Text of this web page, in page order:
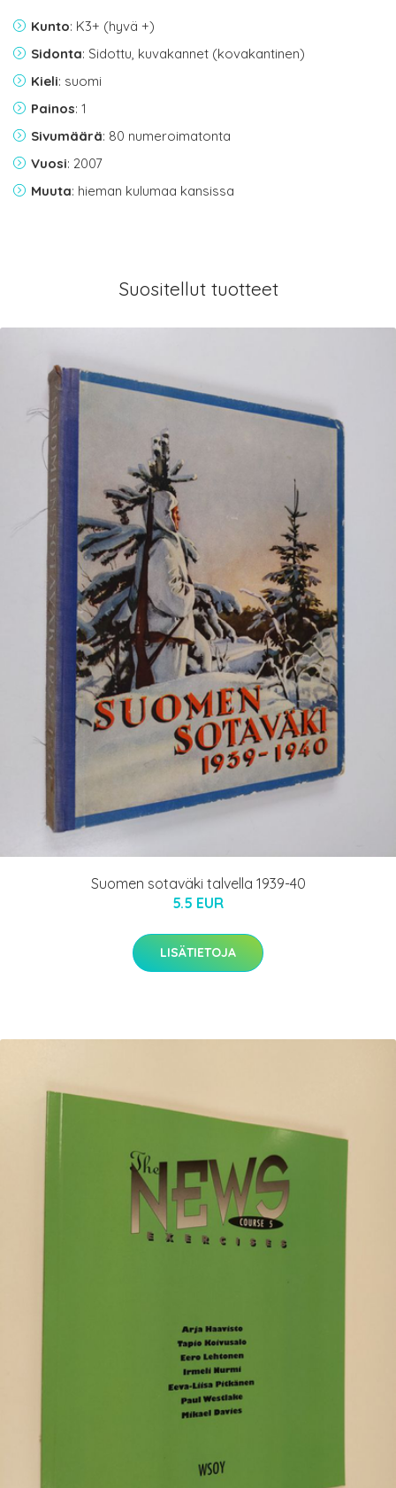
Kunto: K3+ (hyvä +)
Sidonta: Sidottu, kuvakannet (kovakantinen)
Kieli: suomi
Painos: 1
Sivumäärä: 80 numeroimatonta
Vuosi: 2007
Muuta: hieman kulumaa kansissa
Suositellut tuotteet
Suomen sotaväki talvella 1939-40
5.5 EUR
LISÄTIETOJA